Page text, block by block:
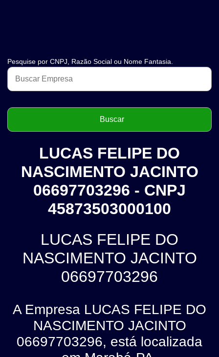
Pesquise por CNPJ, Razão Social ou Nome Fantasia.
LUCAS FELIPE DO
NASCIMENTO JACINTO
06697703296 - CNPJ
45873503000100
LUCAS FELIPE DO
NASCIMENTO JACINTO
06697703296
A Empresa LUCAS FELIPE DO
NASCIMENTO JACINTO
06697703296, está localizada